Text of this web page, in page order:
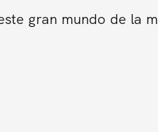
gran mundo de la